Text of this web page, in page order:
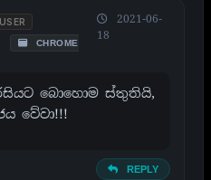
USER
CHROME
2021-06-
18
බොහොම ස්තුතියි,
වේවා!!!
REPLY